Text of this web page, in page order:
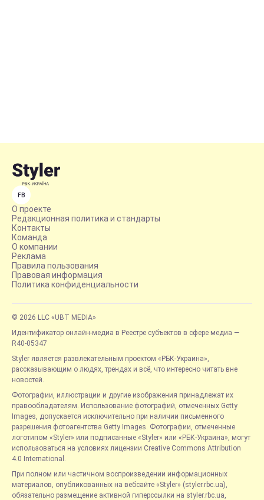
FB
О проекте
Редакционная политика и стандарты
Контакты
Команда
О компании
Реклама
Правила пользования
Правовая информация
Политика конфиденциальности
© 2026 LLC «UBT MEDIA»
Идентификатор онлайн-медиа в Реестре субъектов в сфере медиа —
R40-05347
Styler является развлекательным проектом «РБК-Украина»,
рассказывающим о людях, трендах и всё, что интересно читать вне
новостей.
Фотографии, иллюстрации и другие изображения принадлежат их
правообладателям. Использование фотографий, отмеченных Getty
Images, допускается исключительно при наличии письменного
разрешения фотоагентства Getty Images. Фотографии, отмеченные
логотипом «Styler» или подписанные «Styler» или «РБК-Украина», могут
использоваться на условиях лицензии Creative Commons Attribution
4.0 International.
При полном или частичном воспроизведении информационных
материалов, опубликованных на вебсайте «Styler» (styler.rbc.ua),
обязательно размещение активной гиперссылки на styler.rbc.ua,